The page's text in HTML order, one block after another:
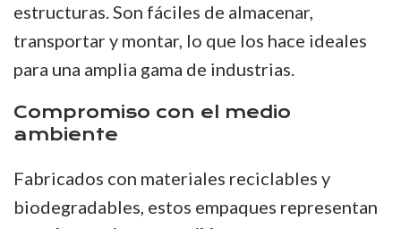
estructuras. Son fáciles de almacenar,
transportar y montar, lo que los hace ideales
para una amplia gama de industrias.
Compromiso con el medio
ambiente
Fabricados con materiales reciclables y
biodegradables, estos empaques representan